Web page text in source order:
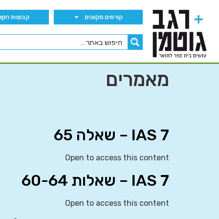
קורסים מקוונים קבוצות הWhatsApp
מאמרים
IAS 7 – שאלה 65
Open to access this content
IAS 7 – שאלות 60-64
Open to access this content